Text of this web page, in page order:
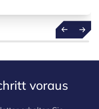
sondern auf
voraus